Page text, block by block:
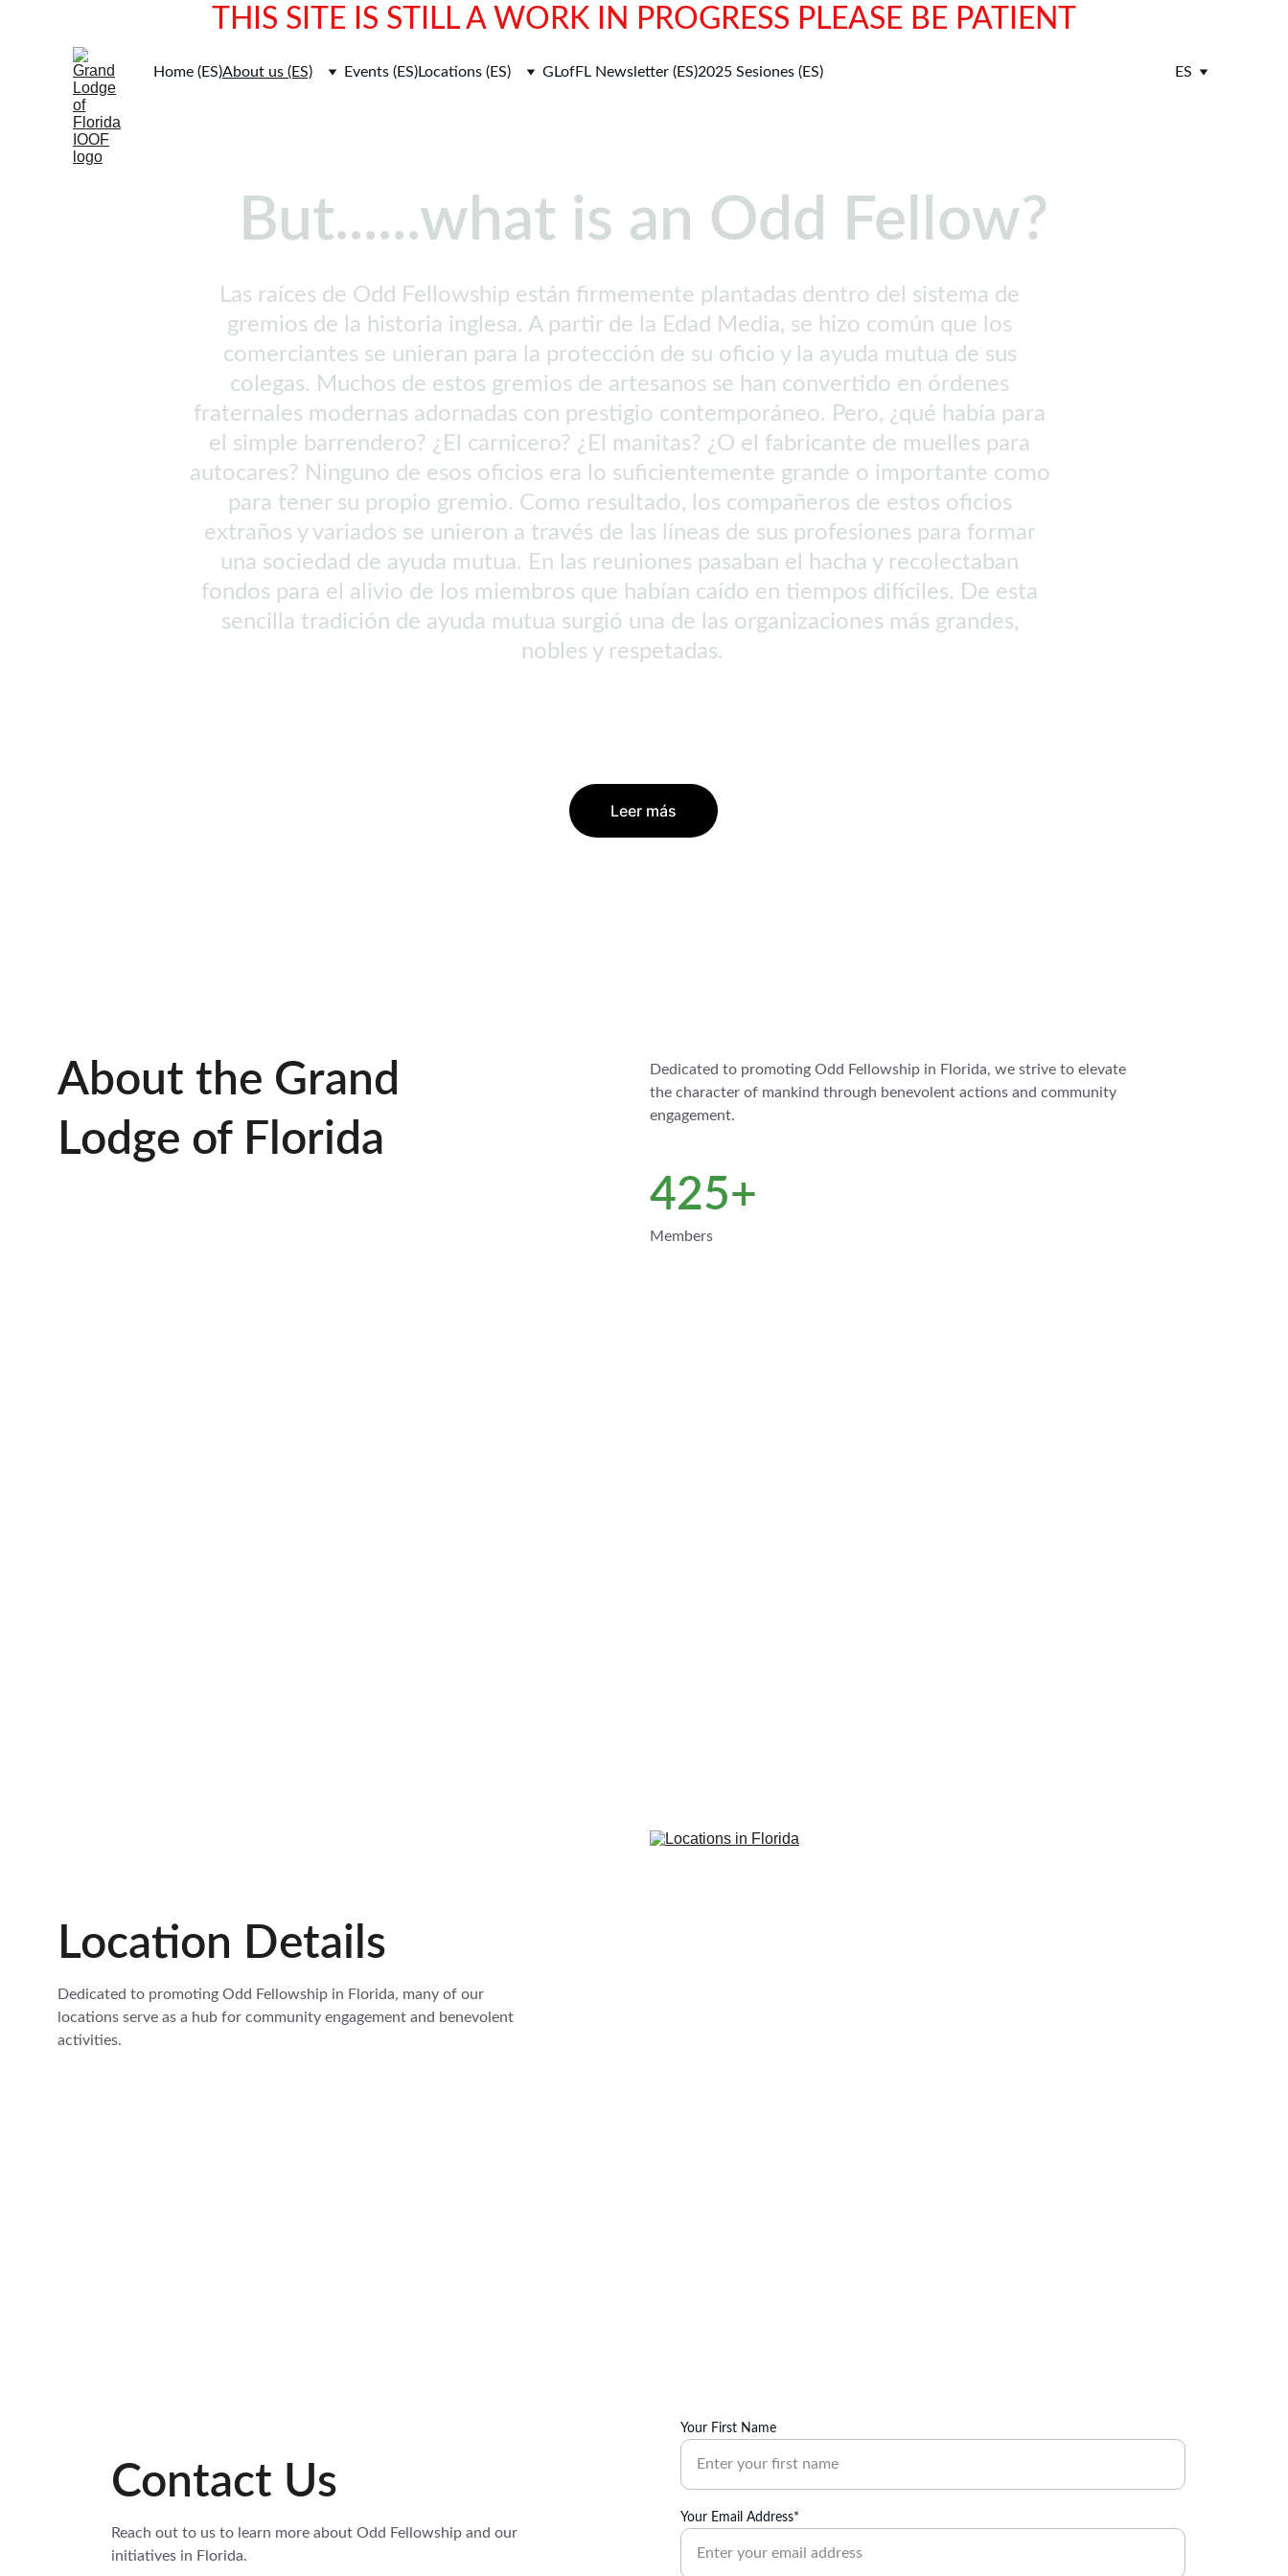
THIS SITE IS STILL A WORK IN PROGRESS PLEASE BE PATIENT
Home (ES)About us (ES) Events (ES)Locations (ES) GLofFL Newsletter (ES)2025 Sesiones (ES) ES
But......what is an Odd Fellow?
Las raíces de Odd Fellowship están firmemente plantadas dentro del sistema de
gremios de la historia inglesa. A partir de la Edad Media, se hizo común que los
comerciantes se unieran para la protección de su oficio y la ayuda mutua de sus
colegas. Muchos de estos gremios de artesanos se han convertido en órdenes
fraternales modernas adornadas con prestigio contemporáneo. Pero, ¿qué había para
el simple barrendero? ¿El carnicero? ¿El manitas? ¿O el fabricante de muelles para
autocares? Ninguno de esos oficios era lo suficientemente grande o importante como
para tener su propio gremio. Como resultado, los compañeros de estos oficios
extraños y variados se unieron a través de las líneas de sus profesiones para formar
una sociedad de ayuda mutua. En las reuniones pasaban el hacha y recolectaban
fondos para el alivio de los miembros que habían caído en tiempos difíciles. De esta
sencilla tradición de ayuda mutua surgió una de las organizaciones más grandes,
nobles y respetadas.
Leer más
About the Grand
Lodge of Florida
Dedicated to promoting Odd Fellowship in Florida, we strive to elevate
the character of mankind through benevolent actions and community
engagement.
425+
Members
Location Details
Dedicated to promoting Odd Fellowship in Florida, many of our
locations serve as a hub for community engagement and benevolent
activities.
Contact Us
Your First Name
Your Email Address*
Reach out to us to learn more about Odd Fellowship and our
initiatives in Florida.